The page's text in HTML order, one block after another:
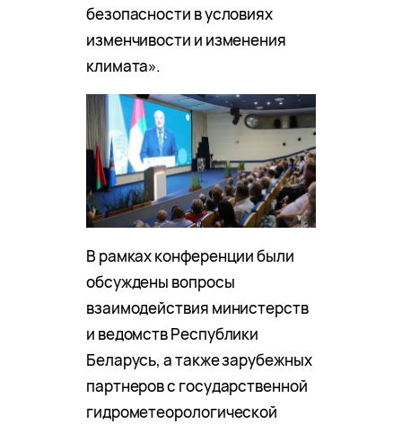
безопасности в условиях
изменчивости и изменения
климата».
В рамках конференции были
обсуждены вопросы
взаимодействия министерств
и ведомств Республики
Беларусь, а также зарубежных
партнеров с государственной
гидрометеорологической